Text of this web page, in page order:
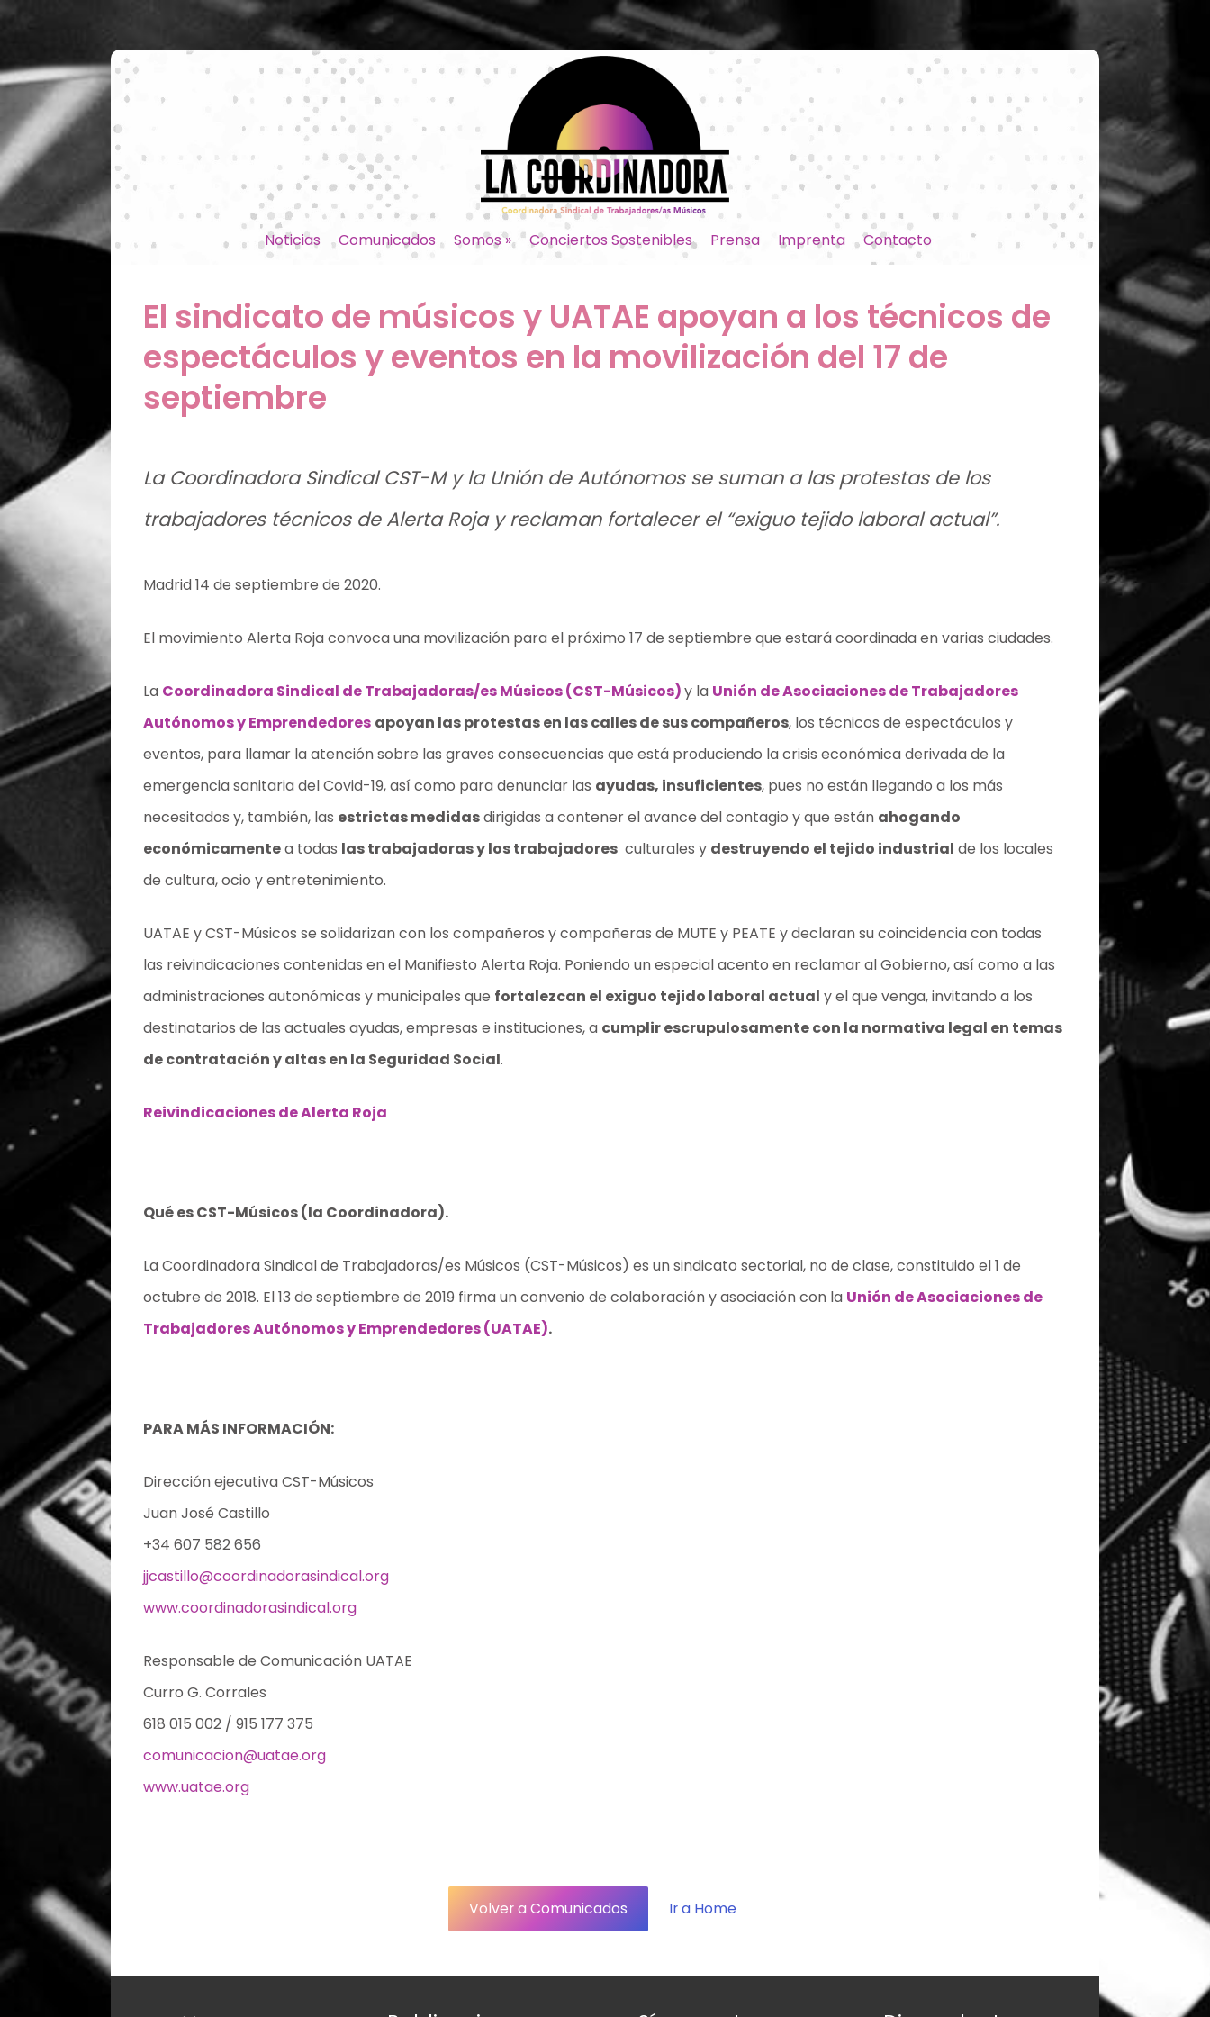
Noticias Comunicados Somos» Conciertos Sostenibles Prensa Imprenta Contacto
El sindicato de músicos y UATAE apoyan a los técnicos de
espectáculos y eventos en la movilización del 17 de
septiembre
La Coordinadora Sindical CST-M y la Unión de Autónomos se suman a las protestas de los
trabajadores técnicos de Alerta Roja y reclaman fortalecer el “exiguo tejido laboral actual”.
Madrid 14 de septiembre de 2020.
El movimiento Alerta Roja convoca una movilización para el próximo 17 de septiembre que estará coordinada en varias ciudades.
La Coordinadora Sindical de Trabajadoras/es Músicos (CST-Músicos)y la Unión de Asociaciones de Trabajadores
Autónomos y Emprendedores apoyan las protestas en las calles de sus compañeros, los técnicos de espectáculos y
eventos, para llamar la atención sobre las graves consecuencias que está produciendo la crisis económica derivada de la
emergencia sanitaria del Covid-19, así como para denunciar las ayudas, insuficientes, pues no están llegando a los más
necesitados y, también, las estrictas medidasdirigidas a contener el avance del contagio y que están ahogando
económicamentea todas las trabajadoras y los trabajadoresculturales y destruyendo el tejido industrial de los locales
de cultura, ocio y entretenimiento.
UATAE y CST-Músicos se solidarizan con los compañeros y compañeras de MUTE y PEATE y declaran su coincidencia con todas
las reivindicaciones contenidas en el Manifiesto Alerta Roja. Poniendo un especial acento en reclamar al Gobierno, así como a las
administraciones autonómicas y municipales que fortalezcan el exiguo tejido laboral actual y el que venga, invitando a los
destinatarios de las actuales ayudas, empresas e instituciones, a cumplir escrupulosamente con la normativa legal en temas
de contratación y altas en la Seguridad Social.
Reivindicaciones de Alerta Roja
Qué es CST-Músicos (la Coordinadora).
La Coordinadora Sindical de Trabajadoras/es Músicos (CST-Músicos) es un sindicato sectorial, no de clase, constituido el 1 de
octubre de 2018. El 13 de septiembre de 2019 firma un convenio de colaboración y asociación con la Unión de Asociaciones de
Trabajadores Autónomos y Emprendedores (UATAE).
PARA MÁS INFORMACIÓN:
Dirección ejecutiva CST-Músicos
Juan José Castillo
+34 607 582 656
jjcastillo@coordinadorasindical.org
www.coordinadorasindical.org
Responsable de Comunicación UATAE
Curro G. Corrales
618 015 002 / 915 177 375
comunicacion@uatae.org
www.uatae.org
Volver a Comunicados Ir a Home